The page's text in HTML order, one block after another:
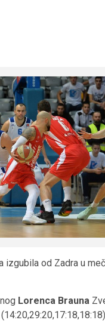
izgubila od Zadra u
Lorenca Brauna